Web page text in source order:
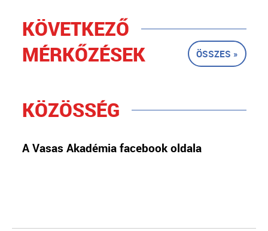
KÖVETKEZŐ
MÉRKŐZÉSEK
ÖSSZES »
KÖZÖSSÉG
A Vasas Akadémia facebook oldala